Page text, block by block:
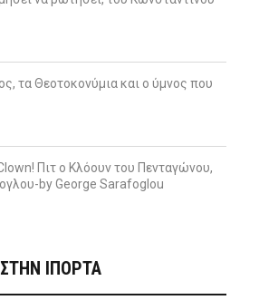
τα Θεοτοκονύμια και ο ύμνος που
Πιτ ο Κλόουν του Πενταγώνου,
by George Sarafoglou
IΠΟΡΤΑ